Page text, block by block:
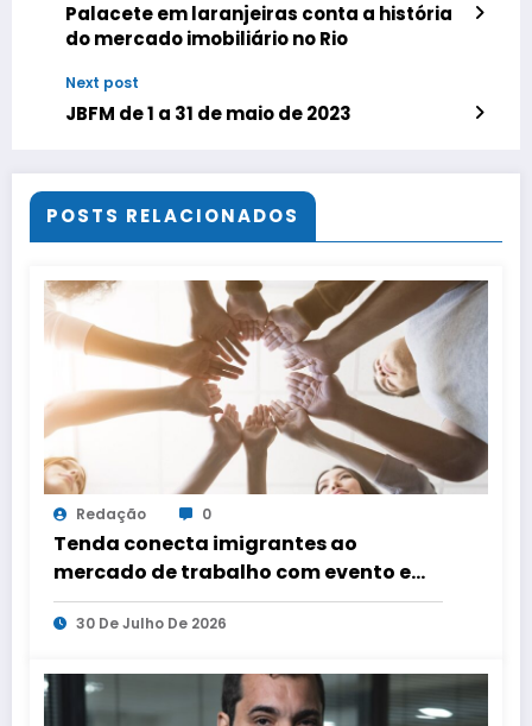
Palacete em laranjeiras conta a história
do mercado imobiliário no Rio
Next post
JBFM de 1 a 31 de maio de 2023
POSTS RELACIONADOS
Redação 0
Tenda conecta imigrantes ao
mercado de trabalho com evento em
três capitais
30 De Julho De 2026